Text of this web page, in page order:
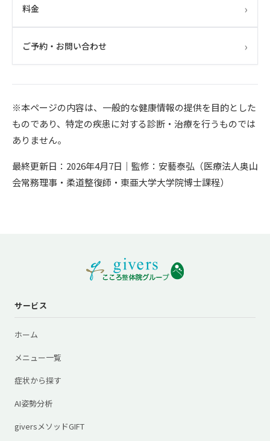
料金 ›
ご予約・お問い合わせ ›
※本ページの内容は、一般的な健康情報の提供を目的とした
ものであり、特定の疾患に対する診断・治療を行うものでは
ありません。
最終更新日：2026年4月7日｜監修：安藝泰弘（医療法人奥山
会常務理事・柔道整復師・東亜大学大学院博士課程）
サービス
ホーム
メニュー一覧
症状から探す
AI姿勢分析
giversメソッドGIFT